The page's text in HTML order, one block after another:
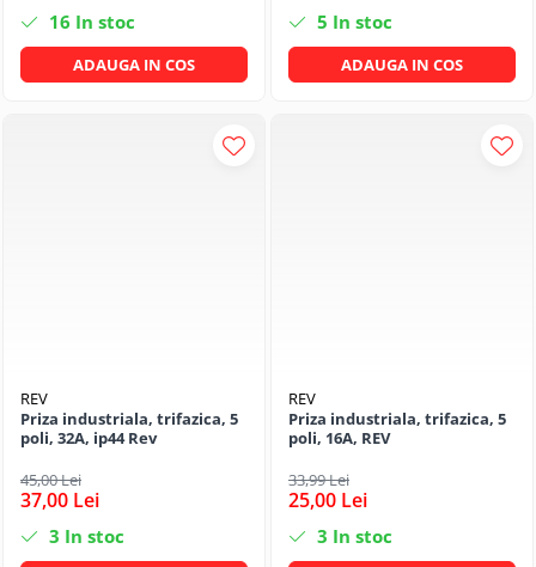
16 In stoc
ADAUGA IN COS
5 In stoc
ADAUGA IN COS
REV
Priza industriala, trifazica, 5
poli, 32A, ip44 Rev
45,00 Lei
37,00 Lei
3 In stoc
REV
Priza industriala, trifazica, 5
poli, 16A, REV
33,99 Lei
25,00 Lei
3 In stoc